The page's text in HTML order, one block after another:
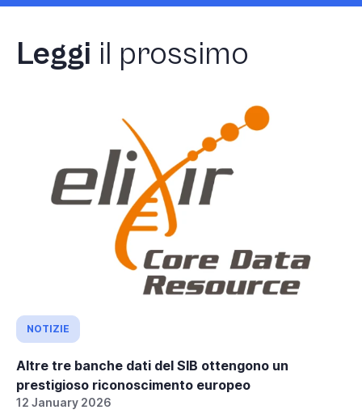
Leggi il prossimo
NOTIZIE
Altre tre banche dati del SIB ottengono un
prestigioso riconoscimento europeo
12 January 2026